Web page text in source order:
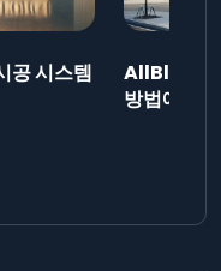
공 시스템
AllBlog에
방법에 대